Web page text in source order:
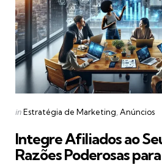
Categories
Posted
inEstratégia de Marketing Anúncios
Integre Afiliados ao
Razões Poderosas